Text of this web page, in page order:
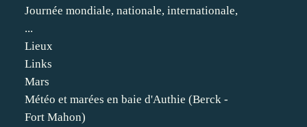
Journée mondiale, nationale, internationale,
...
Lieux
Links
Mars
Météo et marées en baie d'Authie (Berck -
Fort Mahon)